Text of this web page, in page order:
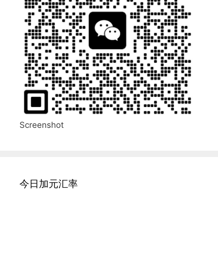
Screenshot
今日加元汇率